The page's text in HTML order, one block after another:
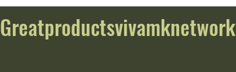
Greatproductsvivamknetwork